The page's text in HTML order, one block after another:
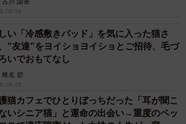
のまひは「神経からだろう」とのこと
けませんでした。またお腹を押すなど
便させることで、おむつを外すことがで
して、何回か通院しているうちにだん
なり、トイレも自分で行けるようにな
い「冷感敷きパッド」を気に入った猫さ
”友達”をヨイショヨイショとご招待、毛づ
いでおもてなし
椎名 碧
猫カフェでひとりぼっちだった「耳が聞こ
いシニア猫」と運命の出会い→重度のペッ